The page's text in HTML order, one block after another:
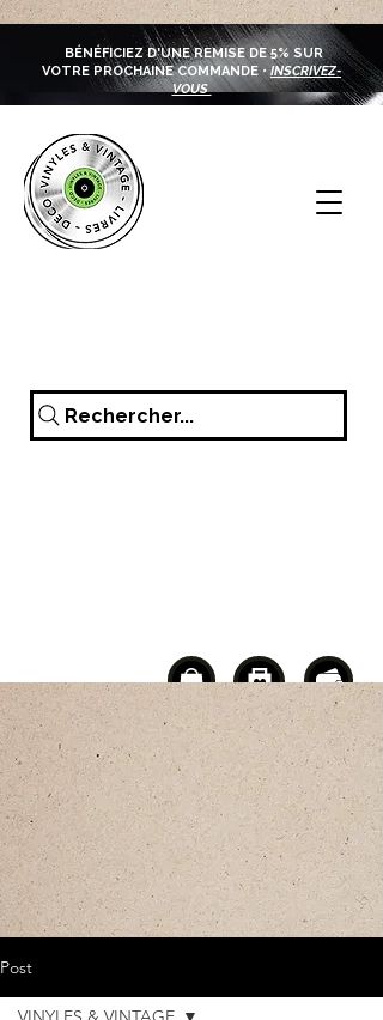
BÉNÉFICIEZ D'UNE REMISE DE 5% SUR
VOTRE PROCHAINE COMMANDE • INSCRIVEZ-
VOUS
Rechercher...
Post